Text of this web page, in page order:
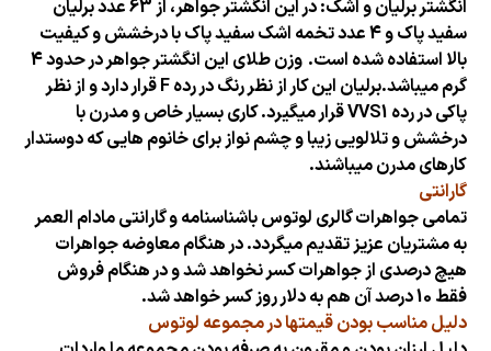
انگشتر برلیان و اشک: در این انگشتر جواهر، از 63 عدد برلیان
سفید پاک و 4 عدد تخمه اشک سفید پاک با درخشش و کیفیت
بالا استفاده شده است. وزنطلای
این انگشتر جواهر در حدود 4
گرم میباشد.برلیان این کار از نظر رنگ در رده F قرار دارد و از نظر
پاکی در رده VVS1 قرار میگیرد. کاری بسیار خاص و مدرن با
درخشش و تلالویی زیبا و چشم نواز برای خانوم هایی که دوستدار
کارهای مدرن میباشند.
گارانتی
تمامی جواهرات گالری لوتوس باشناسنامه و گارانتی مادام العمر
به مشتریان عزیز تقدیم میگردد. در هنگام معاوضه جواهرات
هیچ درصدی از جواهرات کسر نخواهد شد و در هنگام فروش
فقط 10 درصد آن هم به دلار روز کسر خواهد شد.
دلیل مناسب بودن قیمتها در مجموعه لوتوس